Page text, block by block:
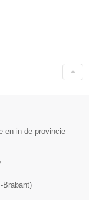
en in de provincie
Brabant)